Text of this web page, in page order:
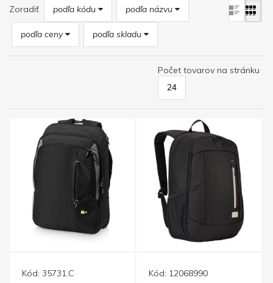
Zoradiť podľa kódu podľa názvu
podľa ceny podľa skladu
Počet tovarov na stránku
24
Kód: 35731.C
Kód: 12068990